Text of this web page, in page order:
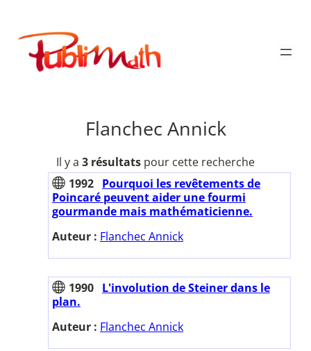
contenu
Publimath
Flanchec Annick
Il y a 3 résultats pour cette recherche
1992 Pourquoi les revêtements de
Poincaré peuvent aider une fourmi
gourmande mais mathématicienne.
Auteur : Flanchec Annick
1990 L'involution de Steiner dans le
plan.
Auteur : Flanchec Annick